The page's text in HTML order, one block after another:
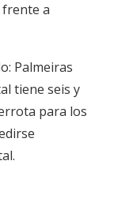
a
Palmeiras
tiene seis y
para los